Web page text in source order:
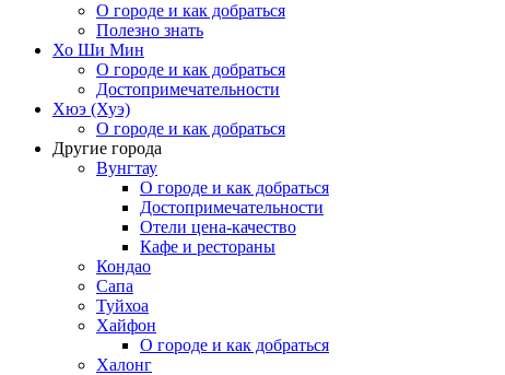
О городе и как добраться
Полезно знать
Хо Ши Мин
О городе и как добраться
Достопримечательности
Хюэ (Хуэ)
О городе и как добраться
Другие города
Вунгтау
О городе и как добраться
Достопримечательности
Отели цена-качество
Кафе и рестораны
Кондао
Сапа
Туйхоа
Хайфон
О городе и как добраться
Халонг